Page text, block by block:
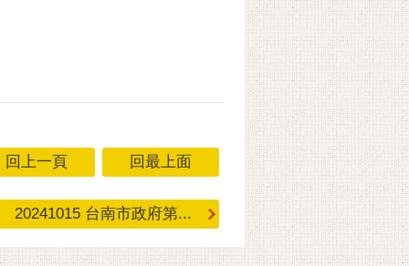
回上一頁 回最上面
20241015 台南市政府第...